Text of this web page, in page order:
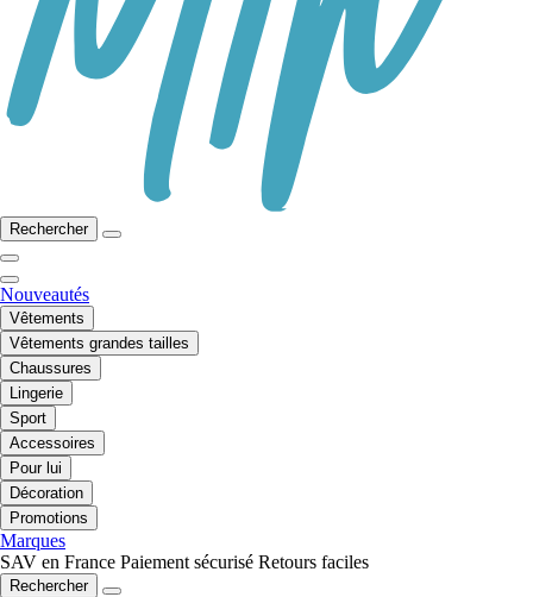
Rechercher
Nouveautés
Vêtements
Vêtements grandes tailles
Chaussures
Lingerie
Sport
Accessoires
Pour lui
Décoration
Promotions
Marques
SAV en France Paiement sécurisé Retours faciles
Rechercher